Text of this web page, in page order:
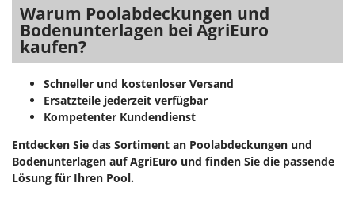
Warum Poolabdeckungen und
Bodenunterlagen bei AgriEuro
kaufen?
Schneller und kostenloser Versand
Ersatzteile jederzeit verfügbar
Kompetenter Kundendienst
Entdecken Sie das Sortiment an Poolabdeckungen und
Bodenunterlagen auf AgriEuro und finden Sie die passende
Lösung für Ihren Pool.